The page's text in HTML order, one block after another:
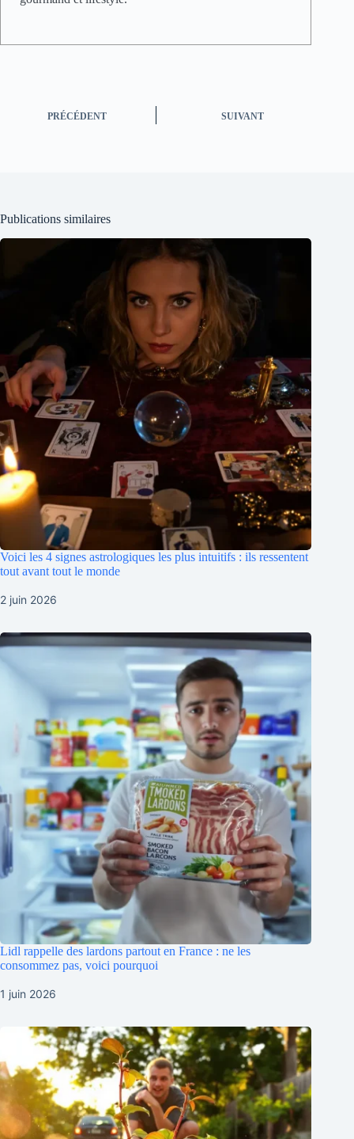
PRÉCÉDENT SUIVANT
Publications similaires
Voici les 4 signes astrologiques les plus intuitifs : ils ressentent
tout avant tout le monde
2 juin 2026
Lidl rappelle des lardons partout en France : ne les
consommez pas, voici pourquoi
1 juin 2026